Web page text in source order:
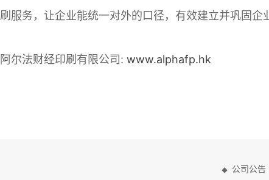
刷服务，让企业能统一对外的口径，有效建立并巩固企
阿尔法财经印刷有限公司: www.alphafp.hk
公司公告